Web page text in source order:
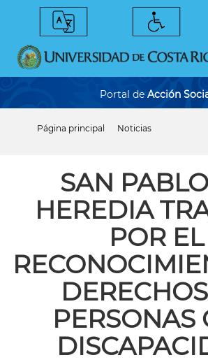
Portal de Acción
navegación
Página principal Noticias
SAN
HEREDIA
POR EL
PERSONAS